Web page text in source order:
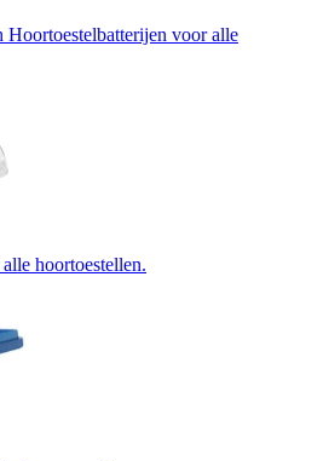
Hoortoestelbatterijen voor alle
hoortoestellen.